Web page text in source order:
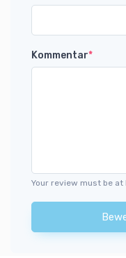
Kommentar*
Your review must be